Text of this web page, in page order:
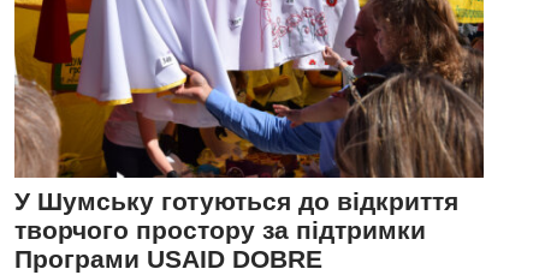
У Шумську готуються до відкриття
творчого простору за підтримки
Програми USAID DOBRE